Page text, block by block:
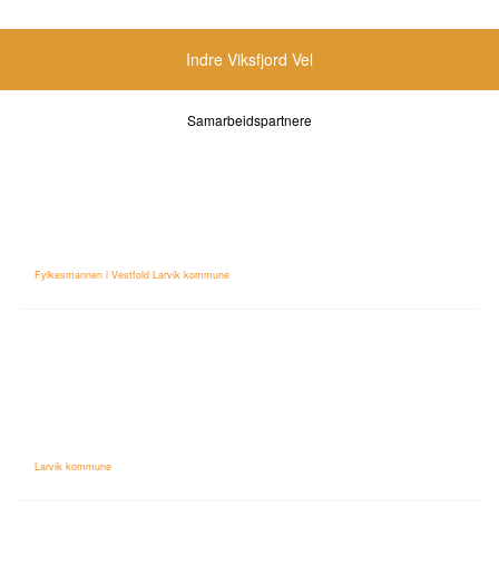
Indre Viksfjord Vel
Samarbeidspartnere
Fylkesmannen i Vestfold Larvik kommune
Larvik kommune